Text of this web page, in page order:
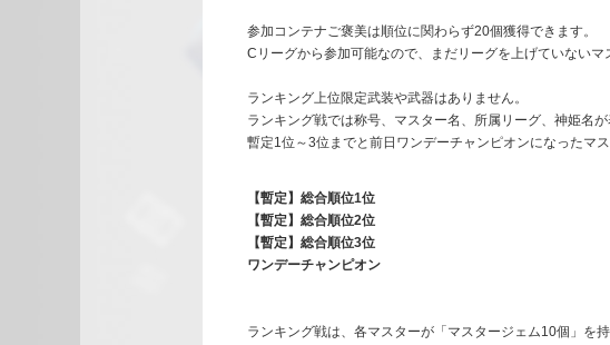
参加コンテナご褒美は順位に関わらず20個獲得できます。
Cリーグから参加可能なので、まだリーグを上げていない
ランキング上位限定武装や武器はありません。
ランキング戦では称号、マスター名、所属リーグ、神姫名が
暫定1位～3位までと前日ワンデーチャンピオンになったマ
【暫定】総合順位1位
【暫定】総合順位2位
【暫定】総合順位3位
ワンデーチャンピオン
ランキング戦は、各マスターが「マスタージェム10個」を